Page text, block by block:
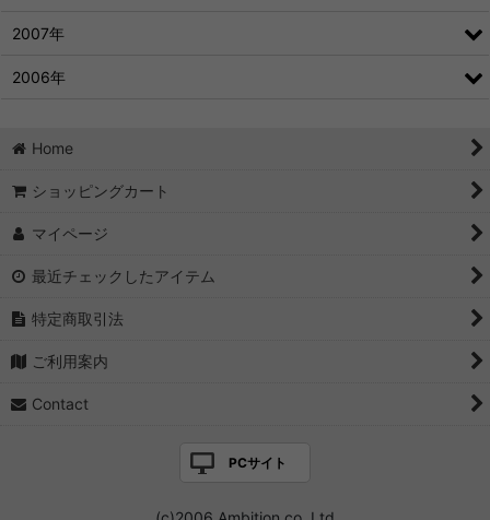
2007年
2006年
Home
ショッピングカート
マイページ
最近チェックしたアイテム
特定商取引法
ご利用案内
Contact
PCサイト